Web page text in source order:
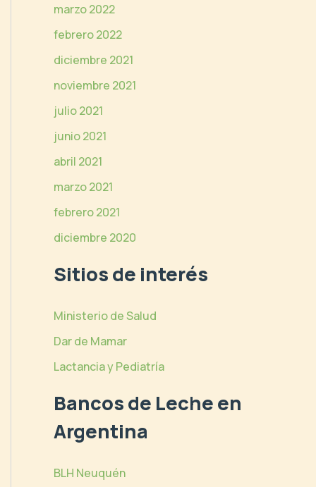
marzo 2022
febrero 2022
diciembre 2021
noviembre 2021
julio 2021
junio 2021
abril 2021
marzo 2021
febrero 2021
diciembre 2020
Sitios de interés
Ministerio de Salud
Dar de Mamar
Lactancia y Pediatría
Bancos de Leche en
Argentina
BLH Neuquén